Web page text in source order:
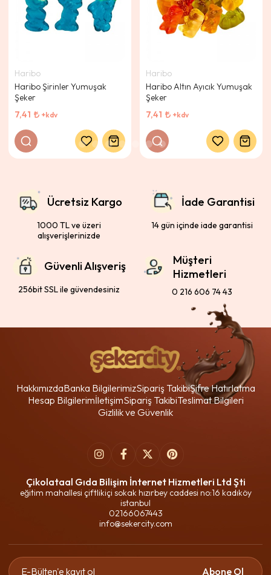
Haribo
Haribo Şirinler Yumuşak
Şeker
7,41
+kdv
Haribo
Haribo Altın Ayıcık Yumuşak
Şeker
7,41
+kdv
Ücretsiz Kargo
1000 TL ve üzeri
alışverişlerinizde
İade Garantisi
14 gün içinde iade garantisi
Güvenli Alışveriş
256bit SSL ile güvendesiniz
Müşteri
Hizmetleri
0 216 606 74 43
HakkımızdaBanka BilgilerimizSipariş TakibiŞifre Hatırlatma
Hesap BilgilerimİletişimSipariş TakibiTeslimat Bilgileri
Gizlilik ve Güvenlik
Çikolataal Gıda Bilişim İnternet Hizmetleri Ltd Şti
eğitim mahallesi çiftlikiçi sokak hızırbey caddesi no:16 kadıköy
istanbul
02166067443
info@sekercity.com
Abone Ol